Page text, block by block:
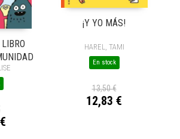
¡Y YO MÁS!
HAREL, TAMI
En stock
13,50 €
12,83 €